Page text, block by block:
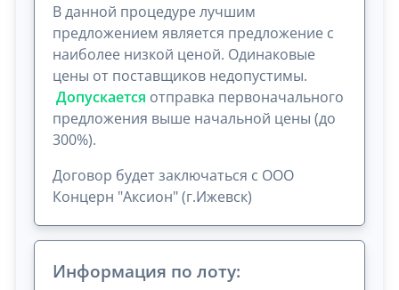
В данной процедуре лучшим
предложением является предложение с
наиболее низкой ценой. Одинаковые
цены от поставщиков недопустимы.
Допускается отправка первоначального
предложения выше начальной цены (до
300%).
Договор будет заключаться с ООО
Концерн "Аксион" (г.Ижевск)
Информация по лоту: